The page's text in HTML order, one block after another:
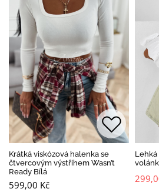
Krátká viskózová halenka se
čtvercovým výstřihem Wasn’t
Ready Bílá
599,00 Kč
Lehká